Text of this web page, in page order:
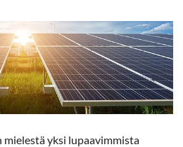
mielestä yksi lupaavimmista